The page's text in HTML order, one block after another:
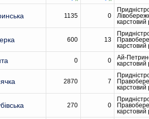
1135 0
карстовий
600 13
карстовий
0 0
Ай-
карстовий
2870 7
карстовий
270 0
карстовий